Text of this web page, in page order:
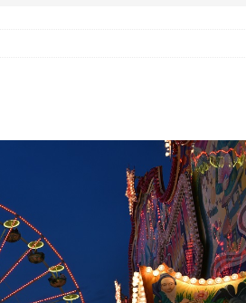
– Spezialitäten aus dem
SHOPVORSTELLUNGEN
Ritterfest auch für zu Hause